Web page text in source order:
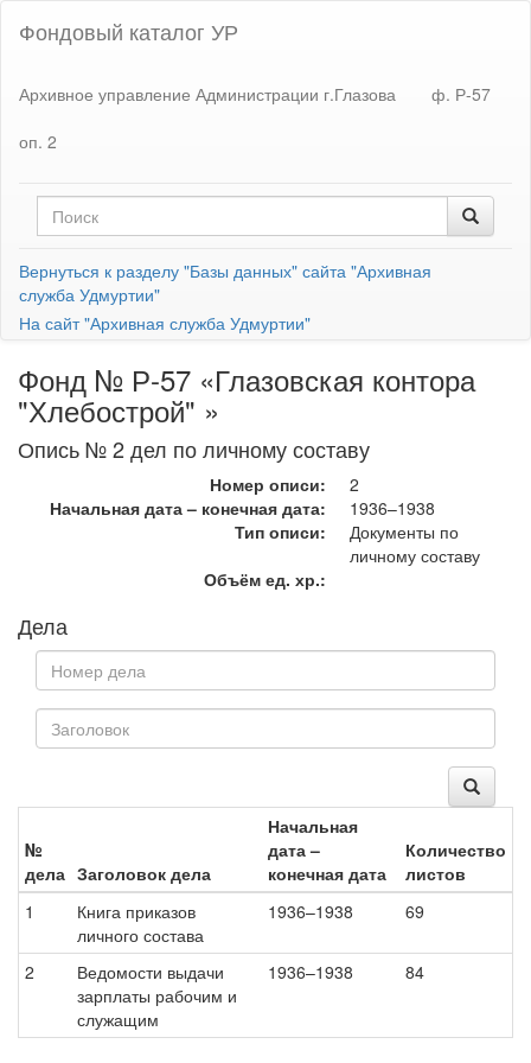
Фондовый каталог УР
Архивное управление Администрации г.Глазова
ф. Р-57
оп. 2
Вернуться к разделу "Базы данных" сайта "Архивная
служба Удмуртии"
На сайт "Архивная служба Удмуртии"
Фонд № Р-57 «Глазовская контора
"Хлебострой" »
Опись № 2 дел по личному составу
Номер описи:
2
Начальная дата – конечная дата:
1936–1938
Тип описи:
Документы по
личному составу
Объём ед. хр.:
Дела
№
дела Заголовок дела
Начальная
дата –
конечная дата
Количество
листов
1
Книга приказов
личного состава
1936–1938 69
2
Ведомости выдачи
зарплаты рабочим и
служащим
1936–1938 84